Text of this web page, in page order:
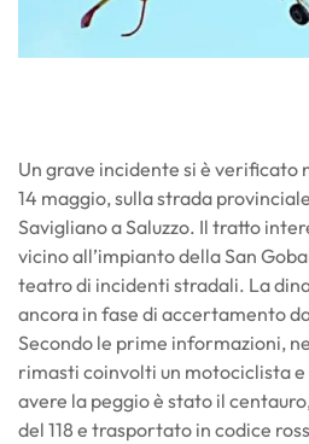
Un grave incidente si è verificato
14 maggio, sulla strada
Savigliano a Saluzzo. Il tratto
vicino all’impianto della San
teatro di incidenti stradali. La
ancora in fase di accertamento
Secondo le prime informazioni,
rimasti coinvolti un motociclista e
avere la peggio è stato il
del 118 e trasportato in codice